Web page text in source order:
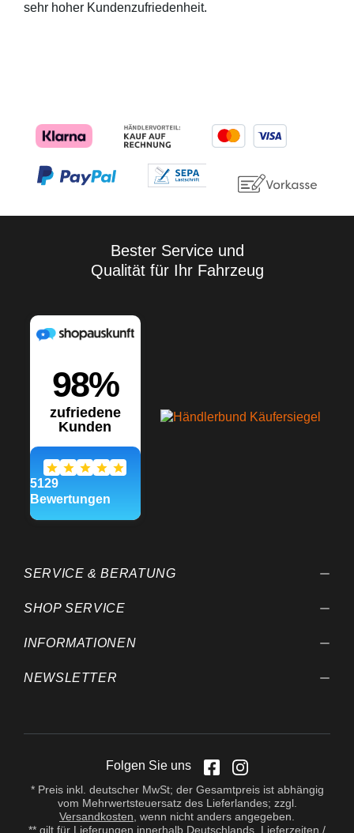
sehr hoher Kundenzufriedenheit.
Bester Service und
Qualität für Ihr Fahrzeug
SERVICE & BERATUNG
SHOP SERVICE
INFORMATIONEN
NEWSLETTER
Folgen Sie uns
* Preis inkl. deutscher MwSt; der Gesamtpreis ist abhängig
vom Mehrwertsteuersatz des Lieferlandes; zzgl.
Versandkosten , wenn nicht anders angegeben.
** gilt für Lieferungen innerhalb Deutschlands, Lieferzeiten /